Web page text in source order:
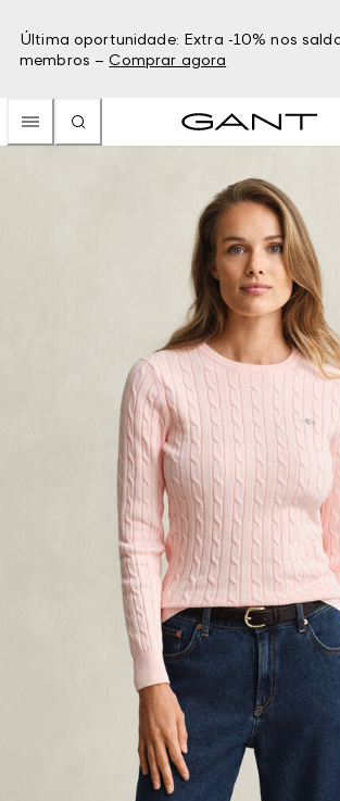
Última oportunidade: Extra -10% nos
membros – Comprar agora